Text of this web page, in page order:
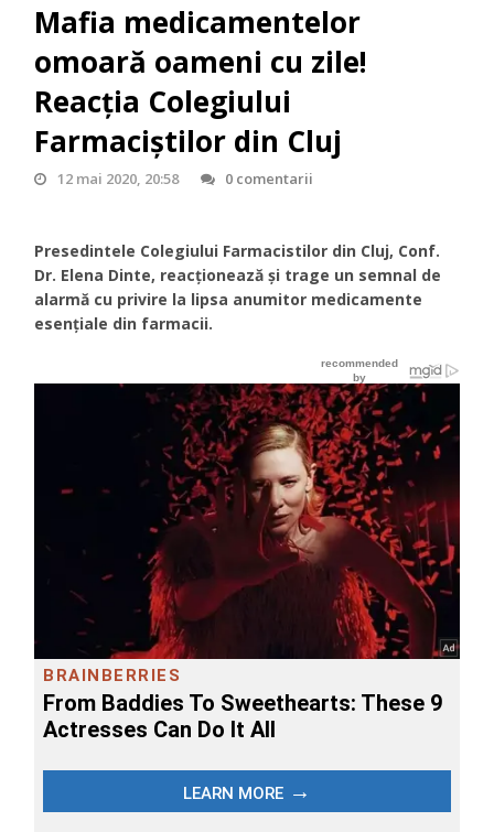
Mafia medicamentelor
omoară oameni cu zile!
Reacția Colegiului
Farmaciștilor din Cluj
12 mai 2020, 20:58 0 comentarii
Presedintele Colegiului Farmacistilor din Cluj, Conf.
Dr. Elena Dinte, reacționează și trage un semnal de
alarmă cu privire la lipsa anumitor medicamente
esențiale din farmacii.